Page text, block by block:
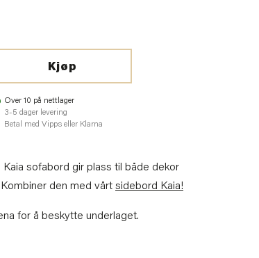
Kjøp
Over 10 på nettlager
3-5 dager levering
Betal med Vipps eller Klarna
sofabord gir plass til både dekor
den med vårt sidebord Kaia!
for å beskytte underlaget.